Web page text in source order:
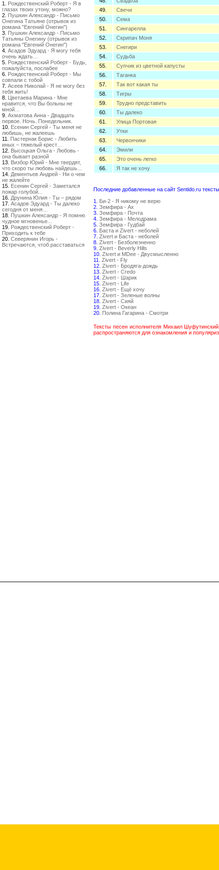
1. Рождественский Роберт - Я в
глазах твоих утону, можно?
2. Пушкин Александр - Письмо
Онегина Татьяне (отрывок из
романа "Евгений Онегин")
3. Пушкин Александр - Письмо
Татьяны Онегину (отрывок из
романа "Евгений Онегин")
4. Асадов Эдуард - Я могу тебя
очень ждать…
5. Рождественский Роберт - Будь,
пожалуйста, послабее
6. Рождественский Роберт - Мы
совпали с тобой
7. Асеев Николай - Я не могу без
тебя жить!
8. Цветаева Марина - Мне
нравится, что Вы больны не
мной…
9. Ахматова Анна - Двадцать
первое. Ночь. Понедельник.
10. Есенин Сергей - Ты меня не
любишь, не жалеешь
11. Пастернак Борис - Любить
иных – тяжелый крест…
12. Высоцкая Ольга - Любовь -
она бывает разной
13. Визбор Юрий - Мне твердят,
что скоро ты любовь найдешь...
14. Дементьев Андрей - Ни о чем
не жалейте
15. Есенин Сергей - Заметался
пожар голубой...
16. Друнина Юлия - Ты – рядом
17. Асадов Эдуард - Ты далеко
сегодня от меня…
18. Пушкин Александр - Я помню
чудное мгновенье...
19. Рождественский Роберт -
Приходить к тебе
20. Северянин Игорь -
Встречаются, чтоб расставаться
49.
Свечи
50.
Сема
51.
Сингарелла
52.
Скрипач Моня
53.
Снегири
54.
Судьба
55.
Супчик из цветной капусты
56.
Таганка
57.
Так вот какая ты
58.
Тигры
59.
Трудно представить
60.
Ты далеко
61.
Улица Портовая
62.
Утки
63.
Червончики
64.
Эмили
65.
Это очень легко
66.
Я так не хочу
Последние добавленные на сайт Sentido.ru
1. Би-2 - Я никому не верю
2. Земфира - Ах
3. Земфира - Почта
4. Земфира - Мелодрама
5. Земфира - Гудбай
6. Баста и Zivert - неболей
7. Zivert и Баста - неболей
8. Zivert - Безболезненно
9. Zivert - Beverly Hills
10. Zivert и MDee - Двусмысленно
11. Zivert - Fly
12. Zivert - Бродяга-дождь
13. Zivert - Credo
14. Zivert - Шарик
15. Zivert - Life
16. Zivert - Ещё хочу
17. Zivert - Зеленые волны
18. Zivert - Сияй
19. Zivert - Океан
20. Полина Гагарина - Смотри
Тексты песен исполнителя Михаил
распространяются для ознакомления и